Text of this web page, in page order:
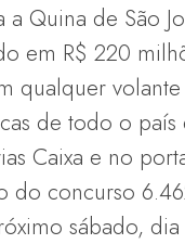
a Quina de São
em R$ 220
qualquer
de todo o
Caixa e no
do concurso
sábado,